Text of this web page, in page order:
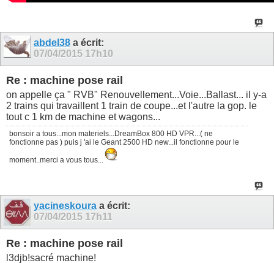
abdel38 a écrit:
07/04/2015 17h10
Re : machine pose rail
on appelle ça " RVB" Renouvellement...Voie...Ballast... il y-a
2 trains qui travaillent 1 train de coupe...et l'autre la gop. le
tout c 1 km de machine et wagons...
bonsoir a tous...mon materiels...DreamBox 800 HD VPR...( ne
fonctionne pas ) puis j 'ai le Geant 2500 HD new...il fonctionne pour le
moment..merci a vous tous...
yacineskoura a écrit:
07/04/2015 17h11
Re : machine pose rail
l3djb!sacré machine!